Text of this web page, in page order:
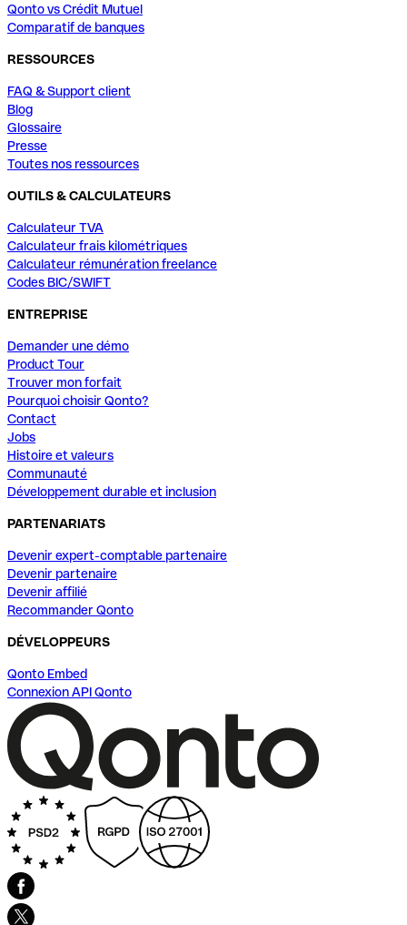
Qonto vs Crédit Mutuel
Comparatif de banques
RESSOURCES
FAQ & Support client
Blog
Glossaire
Presse
Toutes nos ressources
OUTILS & CALCULATEURS
Calculateur TVA
Calculateur frais kilométriques
Calculateur rémunération freelance
Codes BIC/SWIFT
ENTREPRISE
Demander une démo
Product Tour
Trouver mon forfait
Pourquoi choisir Qonto?
Contact
Jobs
Histoire et valeurs
Communauté
Développement durable et inclusion
PARTENARIATS
Devenir expert-comptable partenaire
Devenir partenaire
Devenir affilié
Recommander Qonto
DÉVELOPPEURS
Qonto Embed
Connexion API Qonto